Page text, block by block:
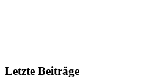
Letzte Beiträge